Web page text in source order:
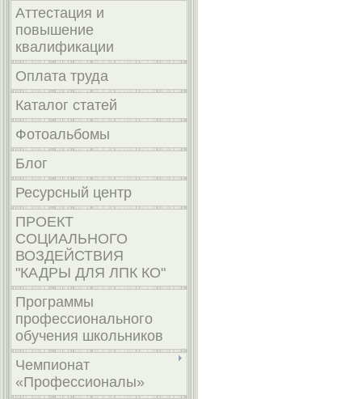
Аттестация и
повышение
квалификации
Оплата труда
Каталог статей
Фотоальбомы
Блог
Ресурсный центр
ПРОЕКТ
СОЦИАЛЬНОГО
ВОЗДЕЙСТВИЯ
"КАДРЫ ДЛЯ ЛПК КО"
Программы
профессионального
обучения школьников
Чемпионат
«Профессионалы»